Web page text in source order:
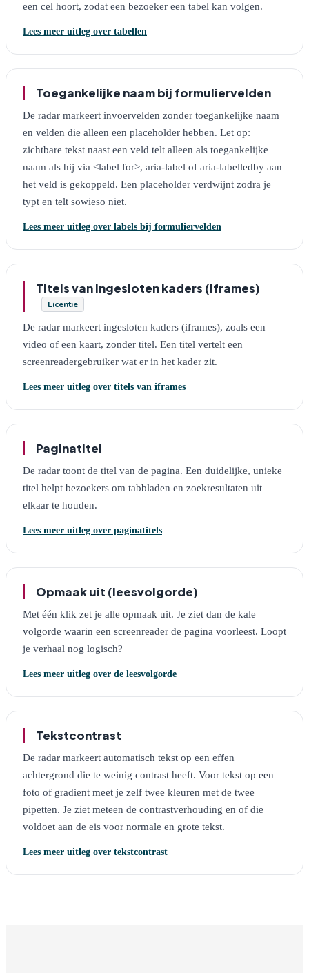
een cel hoort, zodat een bezoeker een tabel kan volgen.
Lees meer uitleg over tabellen
Toegankelijke naam bij formuliervelden
De radar markeert invoervelden zonder toegankelijke naam
en velden die alleen een placeholder hebben. Let op:
zichtbare tekst naast een veld telt alleen als toegankelijke
naam als hij via <label for>, aria-label of aria-labelledby aan
het veld is gekoppeld. Een placeholder verdwijnt zodra je
typt en telt sowieso niet.
Lees meer uitleg over labels bij formuliervelden
Titels van ingesloten kaders (iframes)
Licentie
De radar markeert ingesloten kaders (iframes), zoals een
video of een kaart, zonder titel. Een titel vertelt een
screenreadergebruiker wat er in het kader zit.
Lees meer uitleg over titels van iframes
Paginatitel
De radar toont de titel van de pagina. Een duidelijke, unieke
titel helpt bezoekers om tabbladen en zoekresultaten uit
elkaar te houden.
Lees meer uitleg over paginatitels
Opmaak uit (leesvolgorde)
Met één klik zet je alle opmaak uit. Je ziet dan de kale
volgorde waarin een screenreader de pagina voorleest. Loopt
je verhaal nog logisch?
Lees meer uitleg over de leesvolgorde
Tekstcontrast
De radar markeert automatisch tekst op een effen
achtergrond die te weinig contrast heeft. Voor tekst op een
foto of gradient meet je zelf twee kleuren met de twee
pipetten. Je ziet meteen de contrastverhouding en of die
voldoet aan de eis voor normale en grote tekst.
Lees meer uitleg over tekstcontrast